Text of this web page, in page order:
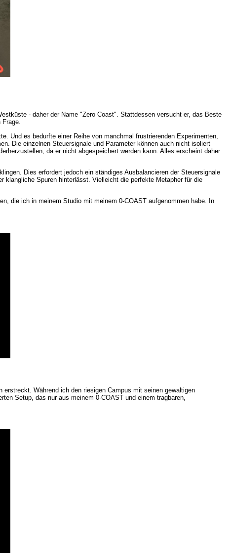
- daher der Name "Zero Coast". Stattdessen versucht er, das Beste
Frage.
Und es bedurfte einer Reihe von manchmal frustrierenden Experimenten,
Die einzelnen Steuersignale und Parameter können auch nicht isoliert
da er nicht abgespeichert werden kann. Alles erscheint daher
Dies erfordert jedoch ein ständiges Ausbalancieren der Steuersignale
klangliche Spuren hinterlässt. Vielleicht die perfekte Metapher für die
die ich in meinem Studio mit meinem 0-COAST aufgenommen habe. In
Während ich den riesigen Campus mit seinen gewaltigen
Setup, das nur aus meinem 0-COAST und einem tragbaren,